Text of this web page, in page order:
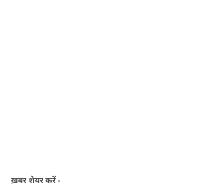
ख़बर शेयर करें -